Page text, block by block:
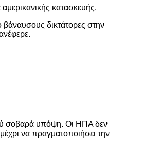
κατασκευής.
βάναυσους δικτάτορες στην
σοβαρά υπόψη. Οι ΗΠΑ δεν
να πραγματοποιήσει την